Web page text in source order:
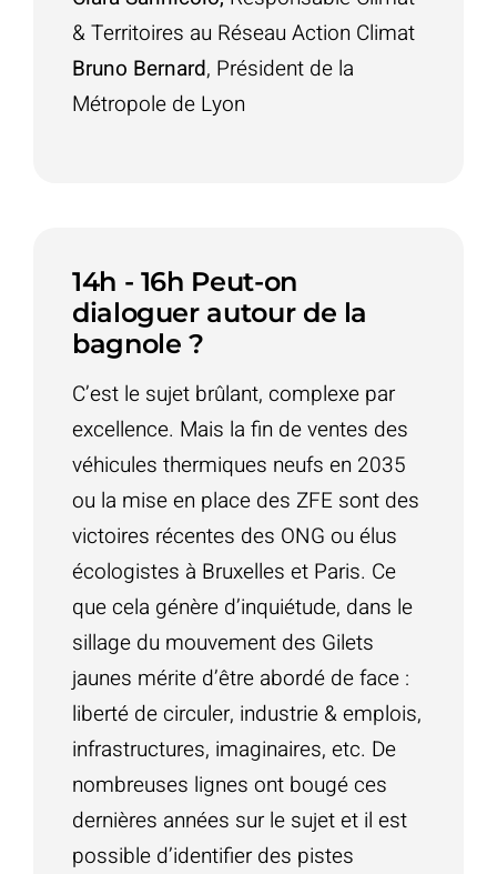
& Territoires au Réseau Action Climat
Bruno Bernard, Président de la
Métropole de Lyon
14h - 16h Peut-on
dialoguer autour de la
bagnole ?
C’est le sujet brûlant, complexe par
excellence. Mais la fin de ventes des
véhicules thermiques neufs en 2035
ou la mise en place des ZFE sont des
victoires récentes des ONG ou élus
écologistes à Bruxelles et Paris. Ce
que cela génère d’inquiétude, dans le
sillage du mouvement des Gilets
jaunes mérite d’être abordé de face :
liberté de circuler, industrie & emplois,
infrastructures, imaginaires, etc. De
nombreuses lignes ont bougé ces
dernières années sur le sujet et il est
possible d’identifier des pistes